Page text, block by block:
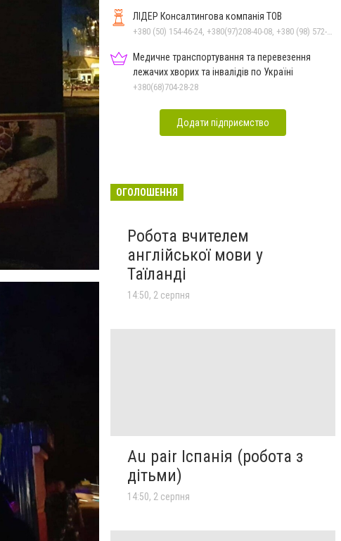
ЛІДЕР Консалтингова компанія ТОВ
Медичне транспортування та перевезення
лежачих хворих та інвалідів по Україні
+380(68)704-28-28
Додати підприємство
ОГОЛОШЕННЯ
Робота вчителем
англійської мови у
Таїланді
14:50, 2 серпня
Au pair Іспанія (робота з
дітьми)
14:50, 2 серпня